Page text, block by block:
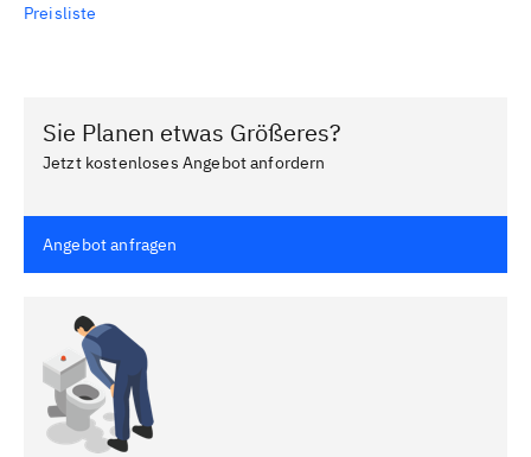
Preisliste
Sie Planen etwas Größeres?
Jetzt kostenloses Angebot anfordern
Angebot anfragen